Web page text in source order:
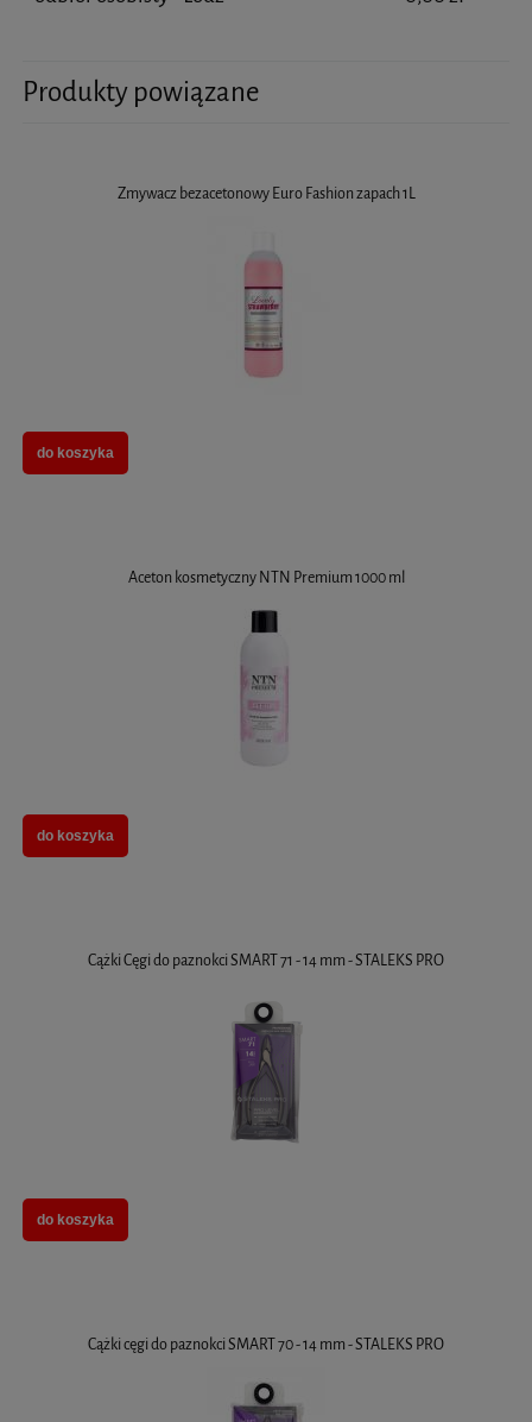
Produkty powiązane
Zmywacz bezacetonowy Euro Fashion zapach 1L
do koszyka
Aceton kosmetyczny NTN Premium 1000 ml
do koszyka
Cążki Cęgi do paznokci SMART 71 - 14 mm - STALEKS PRO
do koszyka
Cążki cęgi do paznokci SMART 70 - 14 mm - STALEKS PRO